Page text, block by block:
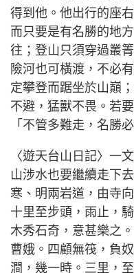
得到他。他出行的座
而只要是有名勝的地
往；登山只須穿過叢
險河也可橫渡，不必
定攀登而踞坐於山巔
不避，猛獸不畏。若
「不管多難走，名勝
〈遊天台山日記〉一
山涉水也要繼續走下
寒、明兩岩道，由寺
十里至步頭，雨止，
木秀石奇，意甚樂之
曹娥。四顧無筏，負
澗，幾一時。三里，